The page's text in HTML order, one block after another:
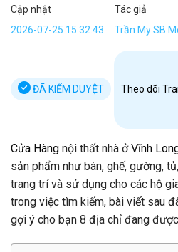
Cập nhật
2026-07-25 15:32:43
Tác giả
Trần My SB
ĐÃ KIỂM DUYỆT Theo dõi
Cửa Hàng nội thất nhà ởVĩnh
sản phẩm như bàn, ghế, gường,
trang trí và sử dụng cho các hộ
trong việc tìm kiếm, bài viết sau
gợi ý cho bạn 8 địa chỉ đang